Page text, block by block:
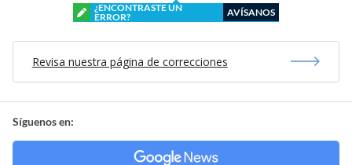
¿ENCONTRASTE UN
ERROR?
AVÍSANOS
Revisa nuestra página de correcciones
Síguenos en: